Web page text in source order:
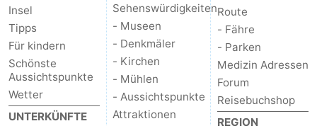
Insel
Tipps
Für kindern
Schönste
Aussichtspunkte
Wetter
UNTERKÜNFTE
Sehenswürdigkeiten
- Museen
- Denkmäler
- Kirchen
- Mühlen
- Aussichtspunkte
Attraktionen
Route
- Fähre
- Parken
Medizin Adressen
Forum
Reisebuchshop
REGION